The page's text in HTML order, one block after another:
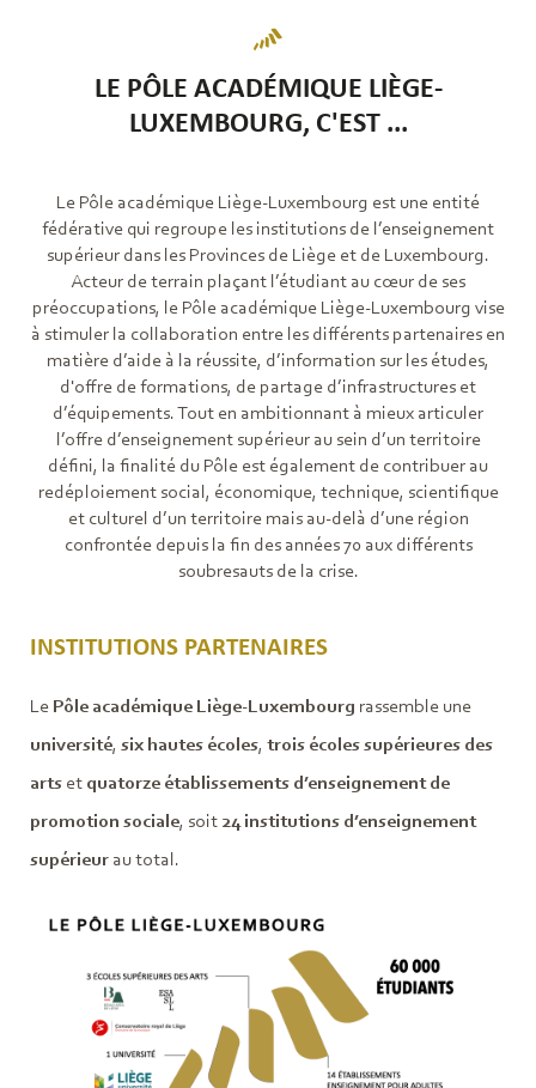
LE PÔLE ACADÉMIQUE LIÈGE-
LUXEMBOURG, C'EST ...
Le Pôle académique Liège-Luxembourg est une entité
fédérative qui regroupe les institutions de l’enseignement
supérieur dans les Provinces de Liège et de Luxembourg.
Acteur de terrain plaçant l’étudiant au cœur de ses
préoccupations, le Pôle académique Liège-Luxembourg vise
à stimuler la collaboration entre les différents partenaires en
matière d’aide à la réussite, d’information sur les études,
d'offre de formations, de partage d’infrastructures et
d’équipements. Tout en ambitionnant à mieux articuler
l’offre d’enseignement supérieur au sein d’un territoire
défini, la finalité du Pôle est également de contribuer au
redéploiement social, économique, technique, scientifique
et culturel d’un territoire mais au-delà d’une région
confrontée depuis la fin des années 70 aux différents
soubresauts de la crise.
INSTITUTIONS PARTENAIRES
Le Pôle académique Liège-Luxembourg rassemble une
université, six hautes écoles, trois écoles supérieures des
arts et quatorze établissements d’enseignement de
promotion sociale, soit 24 institutions d’enseignement
supérieur au total.